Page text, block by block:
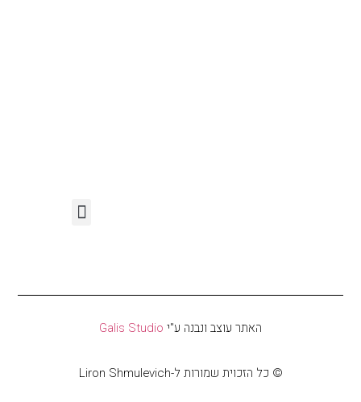
האתר עוצב ונבנה ע"י Galis Studio
© כל הזכוית שמורות ל-Liron Shmulevich